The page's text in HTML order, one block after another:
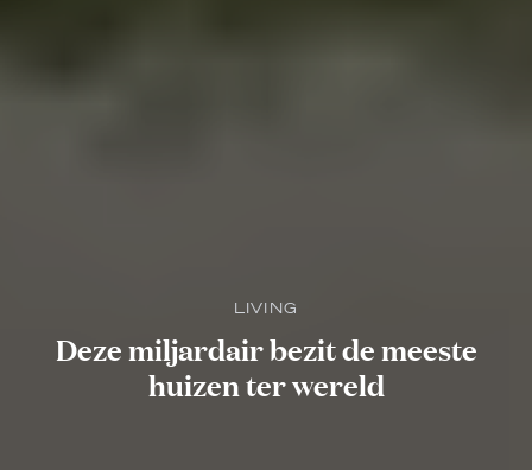
LIVING
Deze miljardair bezit de meeste
huizen ter wereld